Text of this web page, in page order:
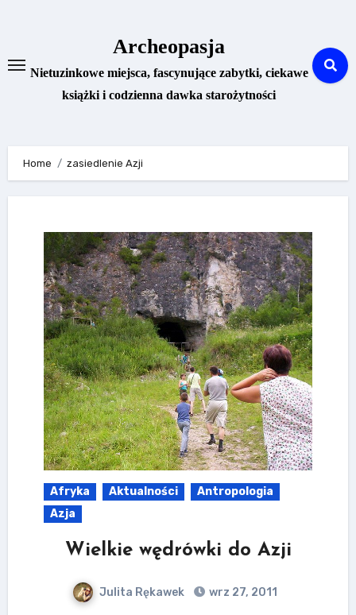
Archeopasja
Nietuzinkowe miejsca, fascynujące zabytki, ciekawe
książki i codzienna dawka starożytności
Home zasiedlenie Azji
Afryka Aktualności
Antropologia
Azja
Wielkie wędrówki do Azji
Julita Rękawek wrz 27, 2011